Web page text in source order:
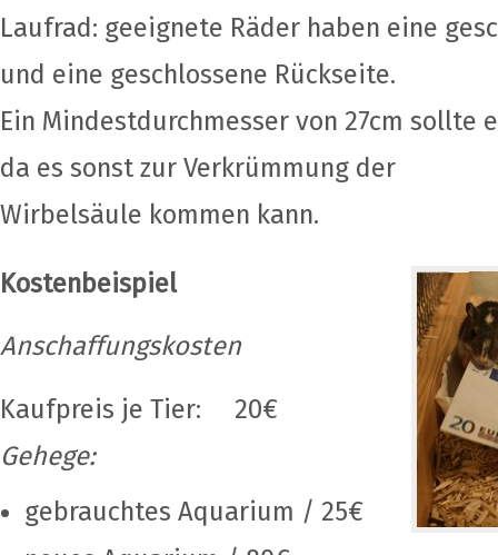
Laufrad: geeignete Räder haben eine
und eine geschlossene Rückseite.
Ein Mindestdurchmesser von 27cm sollte
da es sonst zur Verkrümmung der
Wirbelsäule kommen kann.
Kostenbeispiel
Anschaffungskosten
Kaufpreis je Tier: 20€
Gehege:
gebrauchtes Aquarium / 25€